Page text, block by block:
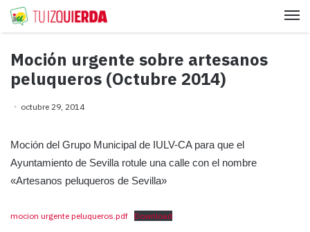
Moción urgente sobre artesanos
peluqueros (Octubre 2014)
octubre 29, 2014
Moción del Grupo Municipal de IULV-CA para que el
Ayuntamiento de Sevilla rotule una calle con el nombre
«Artesanos peluqueros de Sevilla»
mocion urgente peluqueros.pdf Download